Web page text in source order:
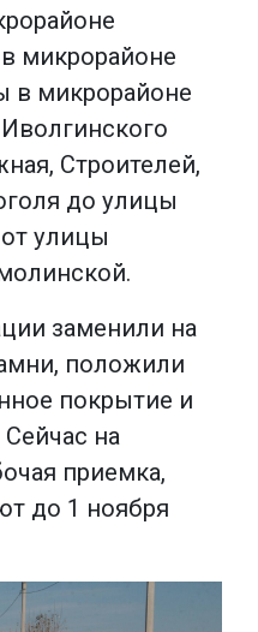
микрорайоне
в микрорайоне
Строителей,
до улицы
улицы
заменили на
положили
покрытие и
на
приемка,
до 1 ноября